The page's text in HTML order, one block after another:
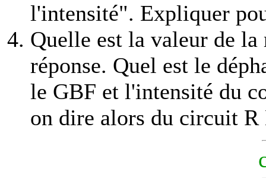
l'intensité". Expliquer
Quelle est la valeur de
réponse. Quel est le
le GBF et l'intensité du
on dire alors du circuit R